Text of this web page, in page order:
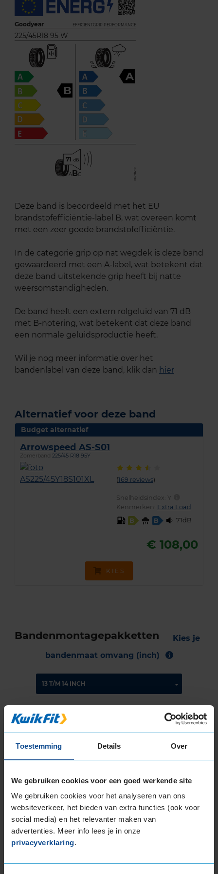
Toestemming Details Over
We gebruiken cookies voor een goed werkende site
We gebruiken cookies voor het analyseren van ons
websiteverkeer, het bieden van extra functies (ook voor
social media) en het relevanter maken van
advertenties. Meer info lees je in onze
privacyverklaring.
Goodyear EFFICIENTGRIP PERFORMANCE
225/45R18 95 W
B
A
71
ABC
Deze band is beoordeeld met het EU
brandstofefficiëntie-label B, wat overeen komt
met een zeer goede brandstofefficiëntie.
In de categorie grip op nat wegdek is deze band
gewaardeerd met een A-label, wat betekent dat
deze band uitstekende grip heeft bij natte
weersomstandigheden.
De band heeft een extern rolgeluid van 71 dB
met B-notering, wat betekent dat deze band
een normale geluidsproductie heeft.
Wil je nog meer informatie over het
bandenlabel van deze band, klik dan hier
Alternatief voor deze band
Budget alternatief
Arrowspeed AS-S01
Zomerband 225/45 R18 95Y
(169 reviews)
Snelheidsindex: Y
Kenmerken: Extra Load
B
B 71dB
€ 108,00
KIES
Bandenmontagepakketten
Kies je
bandenmaat omvang (inch)
Montage Veilig & Zeker
Per band € 40,-
Balanceren
Ventiel of TPMS service
Stikstof
Bandengarantieplan